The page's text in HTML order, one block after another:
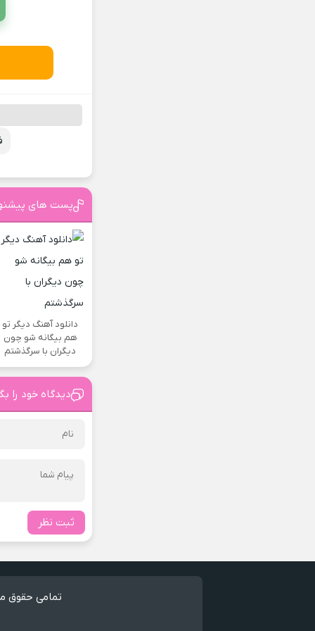
پست های
دانلود آهنگ دیگر تو
هم بیگانه شو چون
دیگران با سرگذشتم
دیدگاه خود را
ثبت نظر
تمامی حقوق